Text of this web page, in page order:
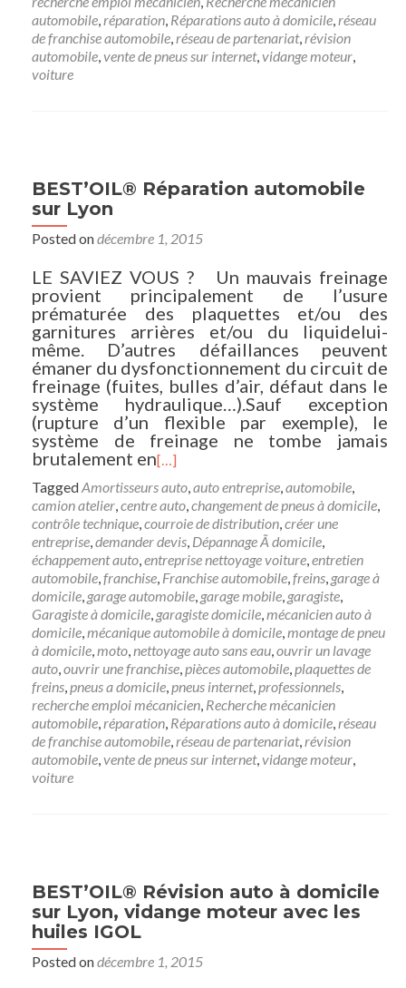
automobile,réparation, Réparations auto à domicile,réseau
de franchise automobile,réseau de partenariat,révision
automobile,vente de pneus sur internet,vidange moteur,
voiture
BEST’OIL® Réparation automobile
sur Lyon
Posted ondécembre 1, 2015
LE SAVIEZ VOUS ? Un mauvais freinage
provient principalement de l’usure
prématurée des plaquettes et/ou des
garnitures arrières et/ou du liquidelui-
même. D’autres défaillances peuvent
émaner du dysfonctionnement du circuit de
freinage (fuites, bulles d’air, défaut dans le
système hydraulique…).Sauf exception
(rupture d’un flexible par exemple), le
système de freinage ne tombe jamais
brutalement en[…]
TaggedAmortisseurs auto,auto entreprise,automobile,
camion atelier,centre auto,changement de pneus à domicile,
contrôle technique,courroie de distribution,créer une
entreprise,demander devis, Dépannage Ã domicile,
échappement auto,entreprise nettoyage voiture,entretien
automobile,franchise, Franchise automobile,freins, garage à
domicile, garage automobile, garage mobile, garagiste,
Garagiste à domicile, garagiste domicile,mécanicien auto à
domicile,mécanique automobile à domicile,montage de pneu
à domicile,moto,nettoyage auto sans eau,ouvrir un lavage
auto,ouvrir une franchise,pièces automobile,plaquettes de
freins,pneus a domicile,pneus internet,professionnels,
recherche emploi mécanicien, Recherche mécanicien
automobile,réparation, Réparations auto à domicile,réseau
de franchise automobile,réseau de partenariat,révision
automobile,vente de pneus sur internet,vidange moteur,
voiture
BEST’OIL® Révision auto à domicile
sur Lyon, vidange moteur avec les
huiles IGOL
Posted ondécembre 1, 2015